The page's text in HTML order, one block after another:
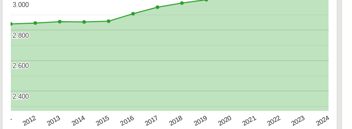
2012 2013 2014 2015 2016 2017 2018 2019 2020 2021 2022 2023 2024
2.400
2.400
2.600
2.600
2.800
2.800
3.000
3.000